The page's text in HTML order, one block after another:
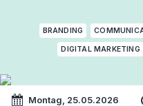
BRANDING
DIGITAL MARKETING
Montag, 25.05.2026